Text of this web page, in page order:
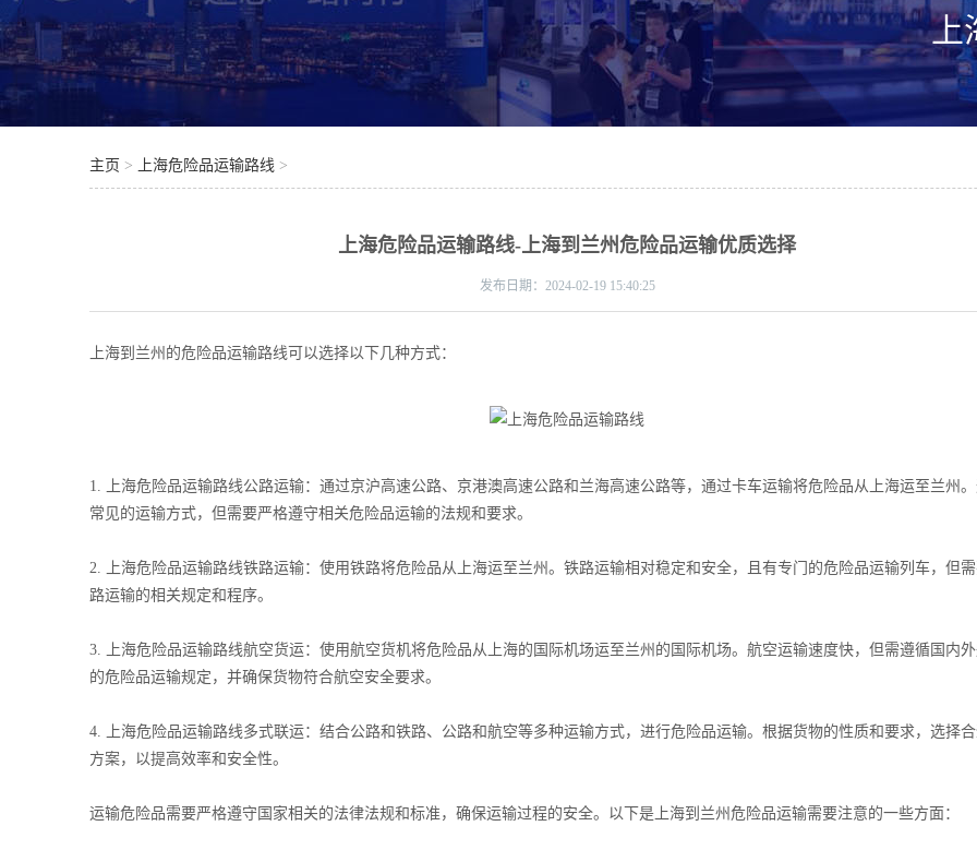
上
主页 > 上海危险品运输路线 >
上海危险品运输路线-上海到兰州危险品运输优质选择
发布日期： 2024-02-19 15:40:25
上海到兰州的危险品运输路线可以选择以下几种方式：
1. 上海危险品运输路线公路运输：通过京沪高速公路、京港澳高速公路和兰海高速公路等，通过卡车运输将危险品从上海运至兰州
常见的运输方式，但需要严格遵守相关危险品运输的法规和要求。
2. 上海危险品运输路线铁路运输：使用铁路将危险品从上海运至兰州。铁路运输相对稳定和安全，且有专门的危险品运输列车，但
路运输的相关规定和程序。
3. 上海危险品运输路线航空货运：使用航空货机将危险品从上海的国际机场运至兰州的国际机场。航空运输速度快，但需遵循国内外
的危险品运输规定，并确保货物符合航空安全要求。
4. 上海危险品运输路线多式联运：结合公路和铁路、公路和航空等多种运输方式，进行危险品运输。根据货物的性质和要求，选择
方案，以提高效率和安全性。
运输危险品需要严格遵守国家相关的法律法规和标准，确保运输过程的安全。以下是上海到兰州危险品运输需要注意的一些方面：